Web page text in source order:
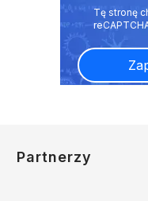
Partnerzy